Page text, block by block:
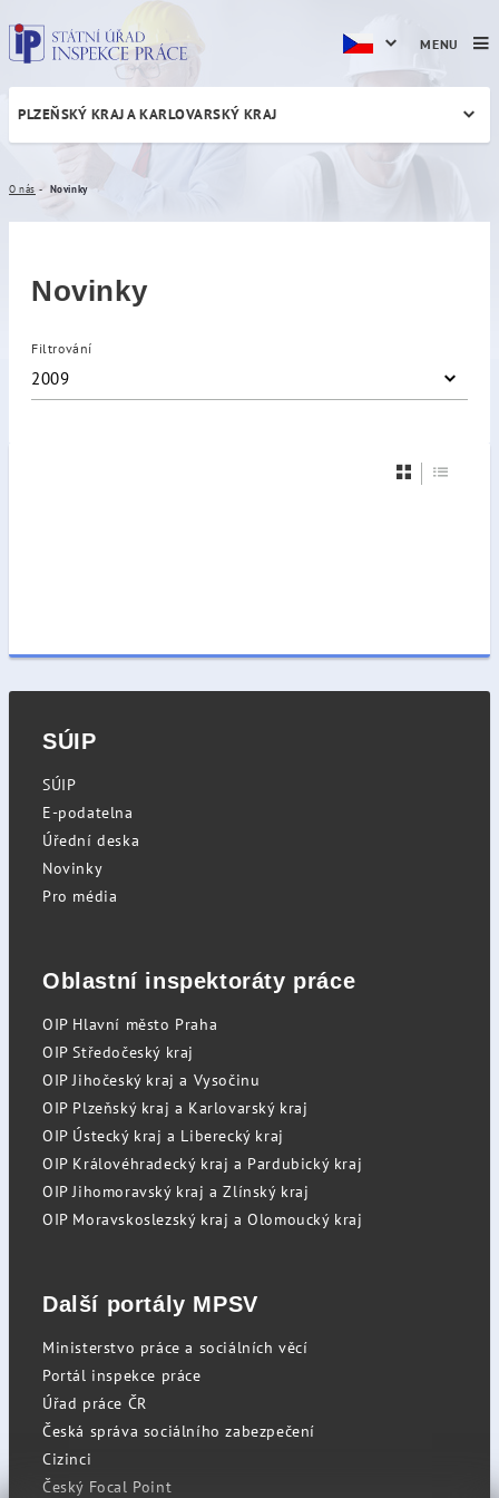
Novinky
PLZEŇSKÝ KRAJ A KARLOVARSKÝ KRAJ
O nás Novinky
Novinky
Filtrování
2009
MENU
SÚIP
SÚIP
E-podatelna
Úřední deska
Novinky
Pro média
Oblastní inspektoráty práce
OIP Hlavní město Praha
OIP Středočeský kraj
OIP Jihočeský kraj a Vysočinu
OIP Plzeňský kraj a Karlovarský kraj
OIP Ústecký kraj a Liberecký kraj
OIP Královéhradecký kraj a Pardubický kraj
OIP Jihomoravský kraj a Zlínský kraj
OIP Moravskoslezský kraj a Olomoucký kraj
Další portály MPSV
Ministerstvo práce a sociálních věcí
Portál inspekce práce
Úřad práce ČR
Česká správa sociálního zabezpečení
Cizinci
Český Focal Point